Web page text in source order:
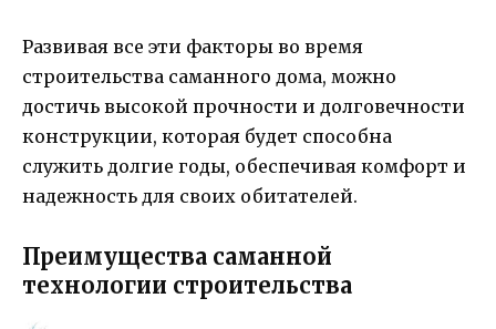
Развивая все эти факторы во время
строительства саманного дома, можно
достичь высокой прочности и долговечности
конструкции, которая будет способна
служить долгие годы, обеспечивая комфорт и
надежность для своих обитателей.
Преимущества саманной
технологии строительства